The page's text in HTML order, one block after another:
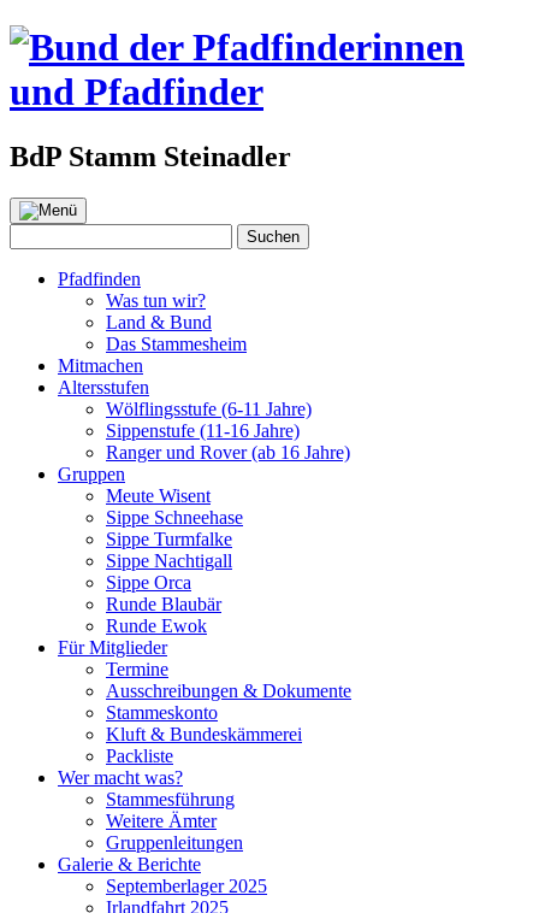
BdP Stamm Steinadler
Zum
Inhalt
springen
nach:
Suchen
Pfadfinden
Was tun wir?
Land & Bund
Das Stammesheim
Mitmachen
Altersstufen
Wölflingsstufe (6-11 Jahre)
Sippenstufe (11-16 Jahre)
Ranger und Rover (ab 16 Jahre)
Gruppen
Meute Wisent
Sippe Schneehase
Sippe Turmfalke
Sippe Nachtigall
Sippe Orca
Runde Blaubär
Runde Ewok
Für Mitglieder
Termine
Ausschreibungen & Dokumente
Stammeskonto
Kluft & Bundeskämmerei
Packliste
Wer macht was?
Stammesführung
Weitere Ämter
Gruppenleitungen
Galerie & Berichte
Septemberlager 2025
Irlandfahrt 2025